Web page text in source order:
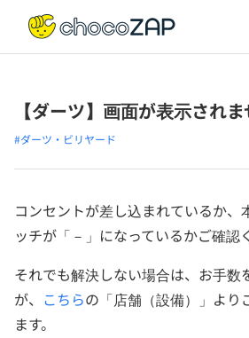
【ダーツ】画面が表示されま
#ダーツ・ビリヤード
コンセントが差し込まれているか、
ッチが「－」になっているかご確認
それでも解決しない場合は、お手数
が、 こちらの「店舗（設備）」より
ます。